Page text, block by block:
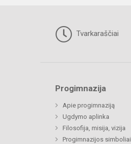
Tvarkaraščiai
Progimnazija
Apie progimnaziją
Ugdymo aplinka
Filosofija, misija, vizija
Progimnazijos simboliai